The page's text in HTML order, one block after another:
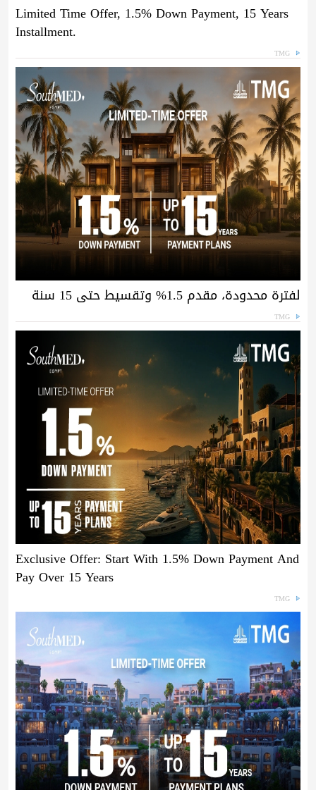
Limited Time Offer, 1.5% Down Payment, 15 Years
Installment.
TMG
لفترة محدودة، مقدم 1.5% وتقسيط حتى 15 سنة
TMG
Exclusive Offer: Start With 1.5% Down Payment And
Pay Over 15 Years
TMG